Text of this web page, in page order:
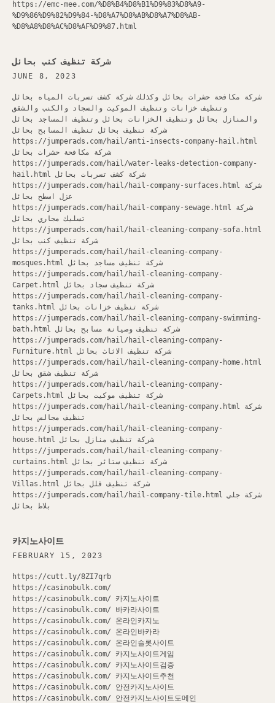
https://emc-mee.com/%D8%B4%D8%B1%D9%83%D8%A9-
%D9%86%D9%82%D9%84-%D8%A7%D8%AB%D8%A7%D8%AB-
%D8%A8%D8%AC%D8%AF%D9%87.html
شركة تنظيف كنب بحائل
JUNE 8, 2023
شركة مكافحة حشرات بحائل وكذلك شركة كشف تسربات المياه بحائل
وتنظيف خزانات وتنظيف الموكيت والسجاد والكنب والشقق
والمنازل بحائل وتنظيف الخزانات بحائل وتنظيف المساجد بحائل
شركة تنظيف بحائل تنظيف المسابح بحائل
https://jumperads.com/hail/anti-insects-company-hail.html
شركة مكافحة حشرات بحائل
https://jumperads.com/hail/water-leaks-detection-company-
hail.html شركة كشف تسربات بحائل
https://jumperads.com/hail/hail-company-surfaces.html شركة
عزل اسطح بحائل
https://jumperads.com/hail/hail-company-sewage.html شركة
تسليك مجاري بحائل
https://jumperads.com/hail/hail-cleaning-company-sofa.html
شركة تنظيف كنب بحائل
https://jumperads.com/hail/hail-cleaning-company-
mosques.html شركة تنظيف مساجد بحائل
https://jumperads.com/hail/hail-cleaning-company-
Carpet.html شركة تنظيف سجاد بحائل
https://jumperads.com/hail/hail-cleaning-company-
tanks.html شركة تنظيف خزانات بحائل
https://jumperads.com/hail/hail-cleaning-company-swimming-
bath.html شركة تنظيف وصيانة مسابح بحائل
https://jumperads.com/hail/hail-cleaning-company-
Furniture.html شركة تنظيف الاثاث بحائل
https://jumperads.com/hail/hail-cleaning-company-home.html
شركة تنظيف شقق بحائل
https://jumperads.com/hail/hail-cleaning-company-
Carpets.html شركة تنظيف موكيت بحائل
https://jumperads.com/hail/hail-cleaning-company.html شركة
تنظيف مجالس بحائل
https://jumperads.com/hail/hail-cleaning-company-
house.html شركة تنظيف منازل بحائل
https://jumperads.com/hail/hail-cleaning-company-
curtains.html شركة تنظيف ستائر بحائل
https://jumperads.com/hail/hail-cleaning-company-
Villas.html شركة تنظيف فلل بحائل
https://jumperads.com/hail/hail-company-tile.html شركة جلي
بلاط بحائل
카지노사이트
FEBRUARY 15, 2023
https://cutt.ly/8ZI7qrb
https://casinobulk.com/
https://casinobulk.com/ 카지노사이트
https://casinobulk.com/ 바카라사이트
https://casinobulk.com/ 온라인카지노
https://casinobulk.com/ 온라인바카라
https://casinobulk.com/ 온라인슬롯사이트
https://casinobulk.com/ 카지노사이트게임
https://casinobulk.com/ 카지노사이트검증
https://casinobulk.com/ 카지노사이트추천
https://casinobulk.com/ 안전카지노사이트
https://casinobulk.com/ 안전카지노사이트도메인